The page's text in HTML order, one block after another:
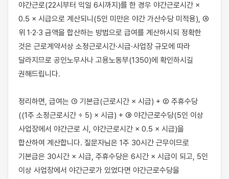
야간근로(22시부터 익일 6시까지)를 한 경우 야간근로시간 ×
0.5 × 시급으로 계산되니(5인 미만은 야간 가산수당 미적용), ④
위 1·2·3 금액을 합산하는 방법으로 급여를 계산하시되 정확한
것은 근로계약서상 소정근로시간·시급·사업장 규모에 따라
달라지므로 공인노무사나 고용노동부(1350)에 확인하시길
권해드립니다.
정리하면, 급여는 ① 기본급(근로시간 × 시급) + ② 주휴수당
((1주 소정근로시간 ÷ 5) × 시급) + ③ 야간근로수당(5인 이상
사업장에서 야간근로 시, 야간근로시간 × 0.5 × 시급)을
합산하여 계산합니다. 질문자님은 1주 30시간 근무이므로
기본급은 30시간 × 시급, 주휴수당은 6시간 × 시급이 되고, 5인
이상 사업장에서 야간근로가 있었다면 야간근로수당을